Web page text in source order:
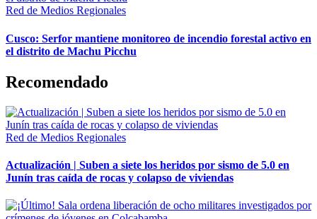
Red de Medios Regionales
Cusco: Serfor mantiene monitoreo de incendio forestal activo en
el distrito de Machu Picchu
Recomendado
Red de Medios Regionales
Actualización | Suben a siete los heridos por sismo de 5.0 en
Junín tras caída de rocas y colapso de viviendas